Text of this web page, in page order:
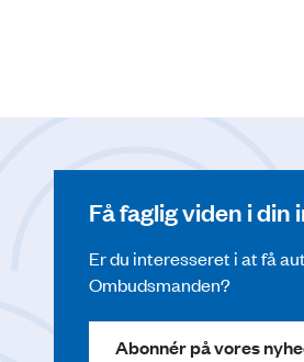
Få faglig viden i din
Er du interesseret i at få
Ombudsmanden?
Abonnér på vores